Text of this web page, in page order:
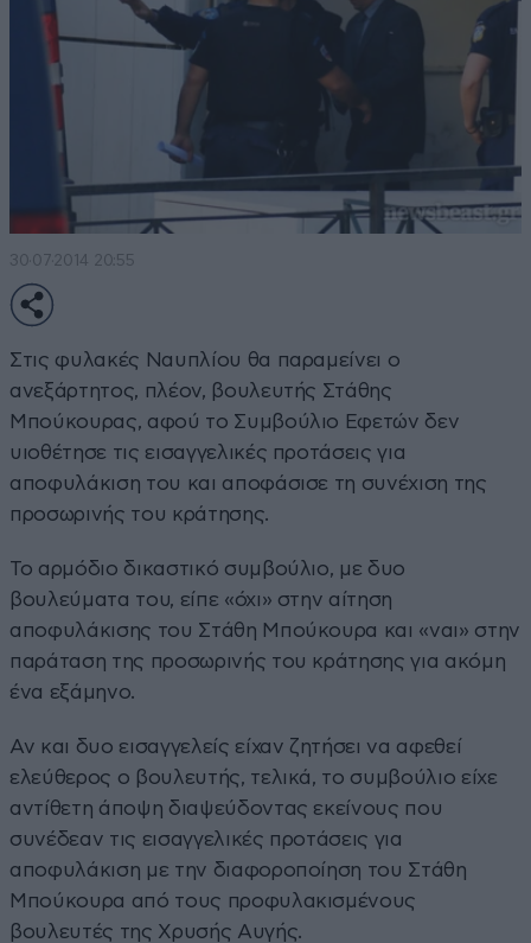
30·07·2014 20:55
Στις φυλακές Ναυπλίου θα παραμείνει ο
ανεξάρτητος, πλέον, βουλευτής Στάθης
Μπούκουρας, αφού το Συμβούλιο Εφετών δεν
υιοθέτησε τις εισαγγελικές προτάσεις για
αποφυλάκιση του και αποφάσισε τη συνέχιση της
προσωρινής του κράτησης.
Το αρμόδιο δικαστικό συμβούλιο, με δυο
βουλεύματα του, είπε «όχι» στην αίτηση
αποφυλάκισης του Στάθη Μπούκουρα και «ναι» στην
παράταση της προσωρινής του κράτησης για ακόμη
ένα εξάμηνο.
Αν και δυο εισαγγελείς είχαν ζητήσει να αφεθεί
ελεύθερος ο βουλευτής, τελικά, το συμβούλιο είχε
αντίθετη άποψη διαψεύδοντας εκείνους που
συνέδεαν τις εισαγγελικές προτάσεις για
αποφυλάκιση με την διαφοροποίηση του Στάθη
Μπούκουρα από τους προφυλακισμένους
βουλευτές της Χρυσής Αυγής.